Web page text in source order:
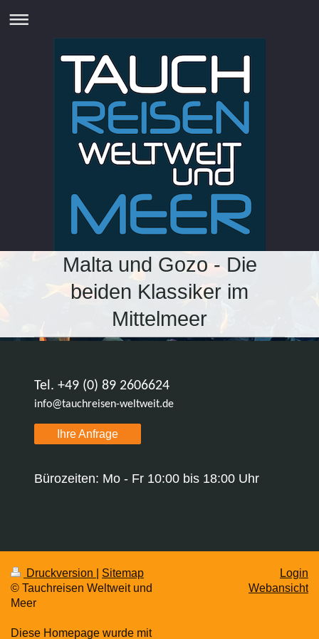
Malta und Gozo - Die
beiden Klassiker im
Mittelmeer
Tel. +49 (0) 89 2606624
info@tauchreisen-weltweit.de
Ihre Anfrage
Bürozeiten: Mo - Fr 10:00 bis 18:00 Uhr
Druckversion
Sitemap
© Tauchreisen Weltweit und
Meer
Diese Homepage wurde mit
Login
Webansicht